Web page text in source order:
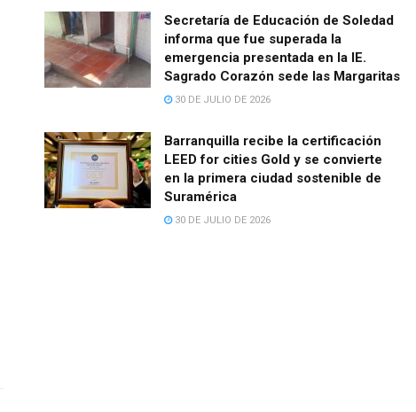
Secretaría de Educación de Soledad
informa que fue superada la
emergencia presentada en la IE.
Sagrado Corazón sede las Margaritas
30 DE JULIO DE 2026
Barranquilla recibe la certificación
LEED for cities Gold y se convierte
en la primera ciudad sostenible de
Suramérica
30 DE JULIO DE 2026